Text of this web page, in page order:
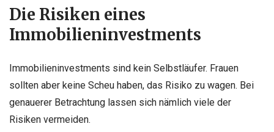
Die Risiken eines
Immobilieninvestments
Immobilieninvestments sind kein Selbstläufer. Frauen
sollten aber keine Scheu haben, das Risiko zu wagen. Bei
genauerer Betrachtung lassen sich nämlich viele der
Risiken vermeiden.